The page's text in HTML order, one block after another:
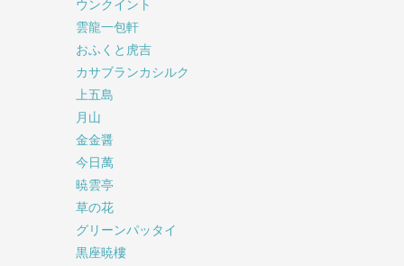
ウンクイント
雲龍一包軒
おふくと虎吉
カサブランカシルク
上五島
月山
金金醤
今日萬
暁雲亭
草の花
グリーンパッタイ
黒座暁樓